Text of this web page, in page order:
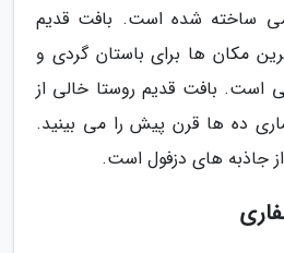
ساخته شده است. بافت قدیم
مکان ها برای باستان گردی و
است. بافت قدیم روستا خالی از
ده ها قرن پیش را می بینید.
جاذبه های دزفول است.